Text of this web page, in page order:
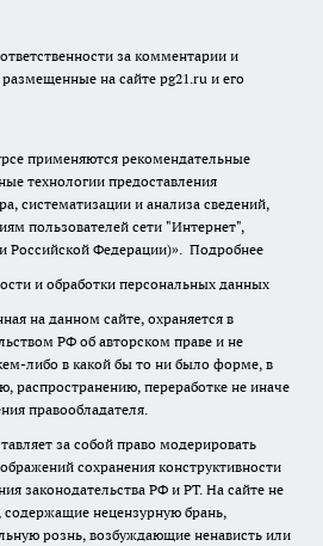
за комментарии и
на сайте pg21.ru и его
применяются рекомендательные
технологии предоставления
систематизации и анализа сведений,
пользователей сети "Интернет",
Российской Федерации)». Подробнее
и обработки персональных данных
на данном сайте, охраняется в
РФ об авторском праве и не
либо в какой бы то ни было форме, в
распространению, переработке не иначе
правообладателя.
за собой право модерировать
сохранения конструктивности
законодательства РФ и РТ. На сайте не
нецензурную брань,
рознь, возбуждающие ненависть или